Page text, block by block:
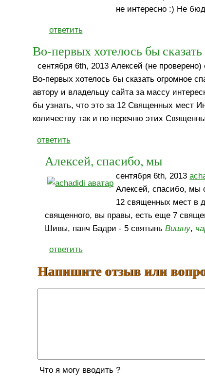
не интересно :) Не
ответить
Во-первых хотелось бы сказать
сентября 6th, 2013 Алексей (не проверено)
Во-первых хотелось бы сказать огромное
автору и владельцу сайта за массу
бы узнать, что это за 12 Священных мест
количеству так и по перечню этих
ответить
Алексей, спасибо, мы
сентября 6th, 2013
Алексей, спасибо, мы
12 священных мест в
священного, вы правы, есть еще 7
Шивы, панч Бадри - 5 святыньВишну,
ответить
Напишите отзыв или
Что я могу вводить ?